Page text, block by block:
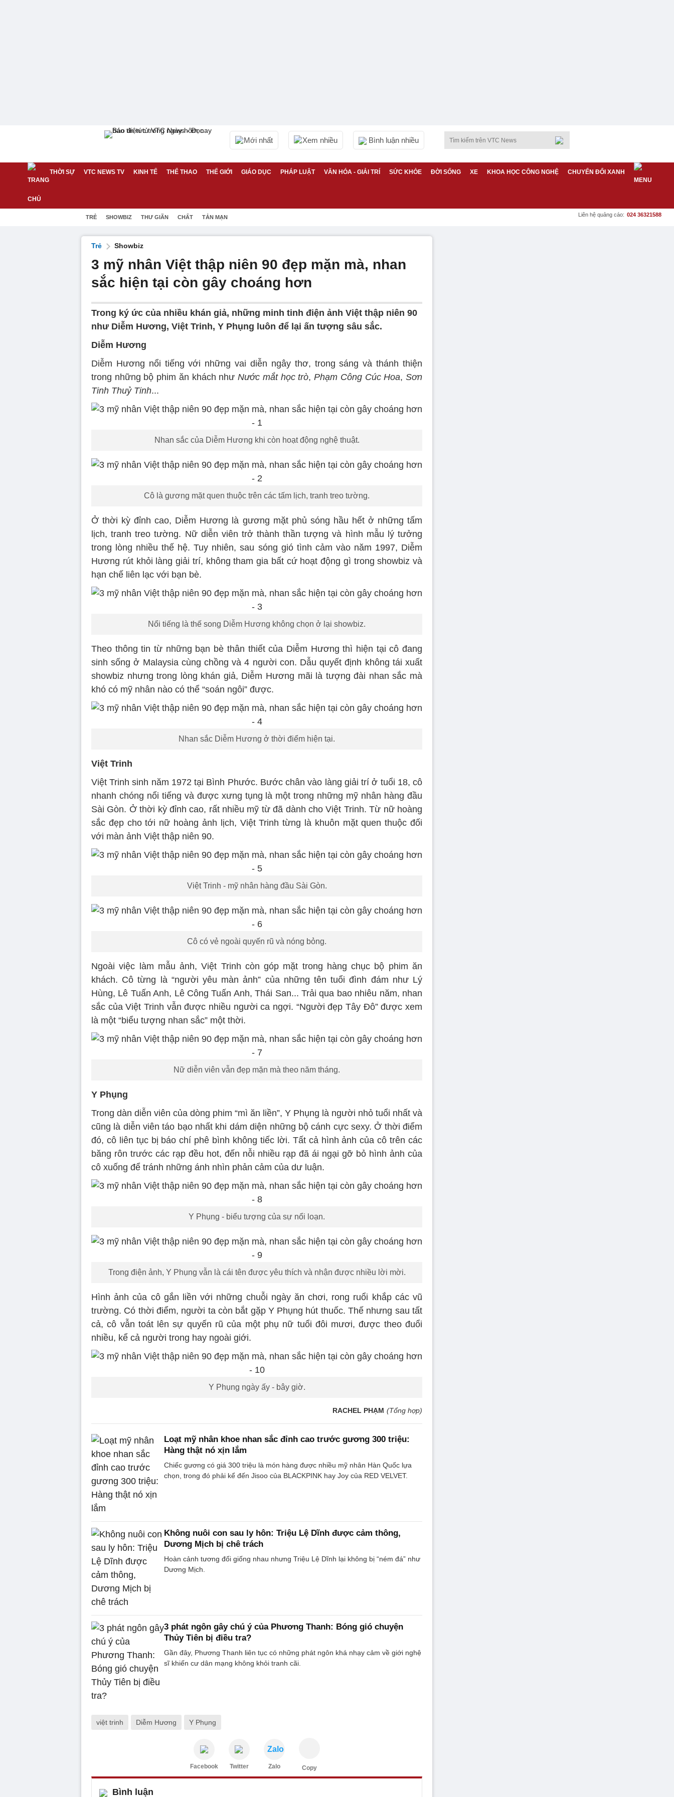
Mới nhất Xem nhiều Bình luận nhiều
THỜI SỰ VTC NEWS TV KINH TẾ THỂ THAO THẾ GIỚI GIÁO DỤC PHÁP LUẬT VĂN HÓA - GIẢI TRÍ SỨC KHỎE ĐỜI SỐNG XE KHOA HỌC CÔNG NGHỆ CHUYỂN ĐỔI XANH
TRẺ SHOWBIZ THƯ GIÃN CHẤT TẢN MẠN Liên hệ quảng cáo: 024 36321588
Trẻ Showbiz
3 mỹ nhân Việt thập niên 90 đẹp mặn mà, nhan
sắc hiện tại còn gây choáng hơn
Trong ký ức của nhiều khán giả, những minh tinh điện ảnh Việt thập niên 90
như Diễm Hương, Việt Trinh, Y Phụng luôn để lại ấn tượng sâu sắc.
Diễm Hương
Diễm Hương nổi tiếng với những vai diễn ngây thơ, trong sáng và thánh thiện
trong những bộ phim ăn khách nhưNước mắt học trò, Phạm Công Cúc Hoa,Sơn
Tinh Thuỷ Tinh...
Nhan sắc của Diễm Hương khi còn hoạt động nghệ thuật.
Cô là gương mặt quen thuộc trên các tấm lịch, tranh treo tường.
Ở thời kỳ đỉnh cao, Diễm Hương là gương mặt phủ sóng hầu hết ở những tấm
lịch, tranh treo tường. Nữ diễn viên trở thành thần tượng và hình mẫu lý tưởng
trong lòng nhiều thế hệ. Tuy nhiên, sau sóng gió tình cảm vào năm 1997, Diễm
Hương rút khỏi làng giải trí, không tham gia bất cứ hoạt động gì trong showbiz và
hạn chế liên lạc với bạn bè.
Nổi tiếng là thế song Diễm Hương không chọn ở lại showbiz.
Theo thông tin từ những bạn bè thân thiết của Diễm Hương thì hiện tại cô đang
sinh sống ở Malaysia cùng chồng và 4 người con. Dẫu quyết định không tái xuất
showbiz nhưng trong lòng khán giả, Diễm Hương mãi là tượng đài nhan sắc mà
khó có mỹ nhân nào có thể “soán ngôi” được.
Nhan sắc Diễm Hương ở thời điểm hiện tại.
Việt Trinh
Việt Trinh sinh năm 1972 tại Bình Phước. Bước chân vào làng giải trí ở tuổi 18, cô
nhanh chóng nổi tiếng và được xưng tụng là một trong những mỹ nhân hàng đầu
Sài Gòn. Ở thời kỳ đỉnh cao, rất nhiều mỹ từ đã dành cho Việt Trinh. Từ nữ hoàng
sắc đẹp cho tới nữ hoàng ảnh lịch, Việt Trinh từng là khuôn mặt quen thuộc đối
với màn ảnh Việt thập niên 90.
Việt Trinh - mỹ nhân hàng đầu Sài Gòn.
Cô có vẻ ngoài quyến rũ và nóng bỏng.
Ngoài việc làm mẫu ảnh, Việt Trinh còn góp mặt trong hàng chục bộ phim ăn
khách. Cô từng là “người yêu màn ảnh” của những tên tuổi đình đám như Lý
Hùng, Lê Tuấn Anh, Lê Công Tuấn Anh, Thái San... Trải qua bao nhiêu năm, nhan
sắc của Việt Trinh vẫn được nhiều người ca ngợi. “Người đẹp Tây Đô” được xem
là một “biểu tượng nhan sắc” một thời.
Nữ diễn viên vẫn đẹp mặn mà theo năm tháng.
Y Phụng
Trong dàn diễn viên của dòng phim “mì ăn liền”, Y Phụng là người nhỏ tuổi nhất và
cũng là diễn viên táo bạo nhất khi dám diện những bộ cánh cực sexy. Ở thời điểm
đó, cô liên tục bị báo chí phê bình không tiếc lời. Tất cả hình ảnh của cô trên các
băng rôn trước các rạp đều hot, đến nỗi nhiều rạp đã ái ngại gỡ bỏ hình ảnh của
cô xuống để tránh những ánh nhìn phản cảm của dư luận.
Y Phụng - biểu tượng của sự nổi loạn.
Trong điện ảnh, Y Phụng vẫn là cái tên được yêu thích và nhận được nhiều lời mời.
Hình ảnh của cô gắn liền với những chuỗi ngày ăn chơi, rong ruổi khắp các vũ
trường. Có thời điểm, người ta còn bắt gặp Y Phụng hút thuốc. Thế nhưng sau tất
cả, cô vẫn toát lên sự quyến rũ của một phụ nữ tuổi đôi mươi, được theo đuổi
nhiều, kể cả người trong hay ngoài giới.
Y Phụng ngày ấy - bây giờ.
RACHEL PHẠM (Tổng hợp)
Loạt mỹ nhân khoe nhan sắc đỉnh cao trước gương 300 triệu:
Hàng thật nó xịn lắm
Chiếc gương có giá 300 triệu là món hàng được nhiều mỹ nhân Hàn Quốc lựa
chọn, trong đó phải kể đến Jisoo của BLACKPINK hay Joy của RED VELVET.
Không nuôi con sau ly hôn: Triệu Lệ Dĩnh được cảm thông,
Dương Mịch bị chê trách
Hoàn cảnh tương đối giống nhau nhưng Triệu Lệ Dĩnh lại không bị “ném đá” như
Dương Mịch.
3 phát ngôn gây chú ý của Phương Thanh: Bóng gió chuyện
Thủy Tiên bị điều tra?
Gần đây, Phương Thanh liên tục có những phát ngôn khá nhạy cảm về giới nghệ
sĩ khiến cư dân mạng không khỏi tranh cãi.
việt trinh Diễm Hương Y Phụng
Facebook Twitter
Zalo
Zalo Copy
Bình luận